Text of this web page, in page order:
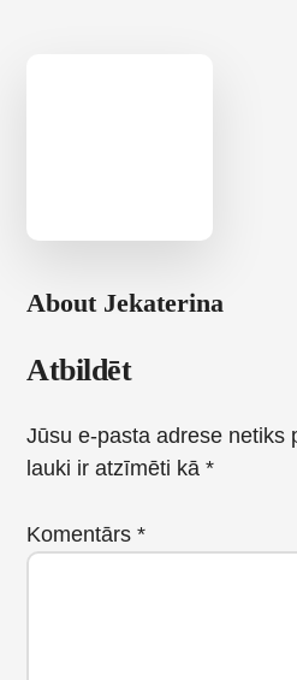
About Jekaterina
Reader
Interactions
Atbildēt
Jūsu e-pasta adrese netiks
lauki ir atzīmēti kā*
Komentārs*